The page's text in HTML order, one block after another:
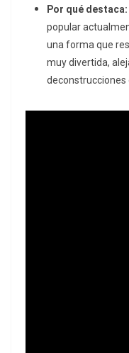
Por qué destaca:
popular
una forma que
muy divertida,
deconstrucciones